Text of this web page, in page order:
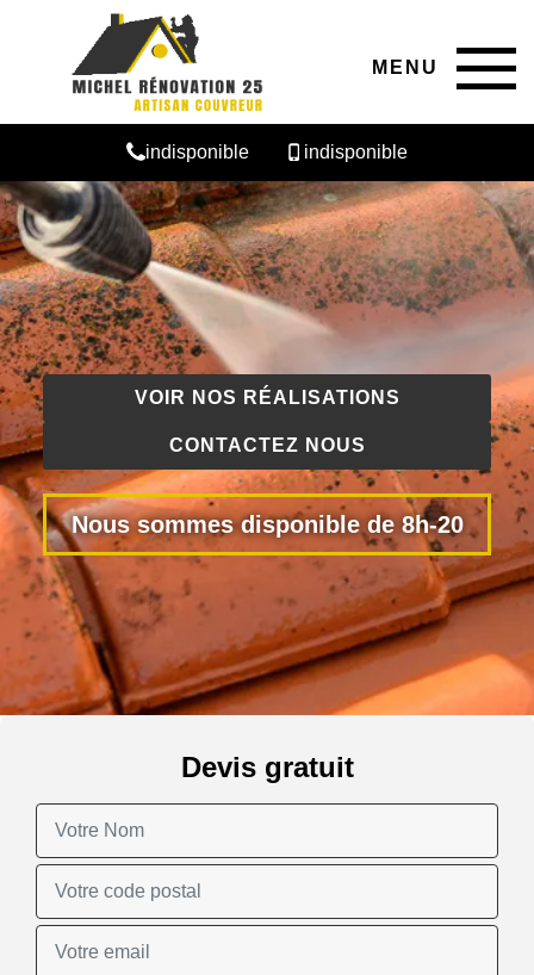
MENU
indisponible indisponible
VOIR NOS RÉALISATIONS
CONTACTEZ NOUS
Nous sommes disponible de 8h-20
Devis gratuit